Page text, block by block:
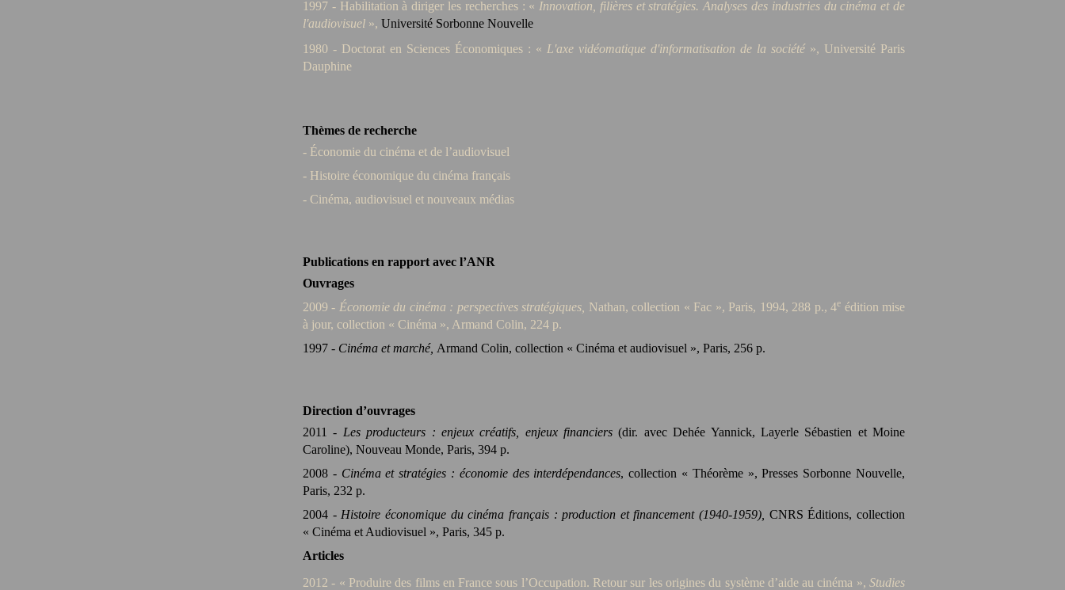
1997 - Habilitation à diriger les recherches : « Innovation, filières et stratégies. Analyses des industries du cinéma et de
l'audiovisuel », Université Sorbonne Nouvelle
1980 - Doctorat en Sciences Économiques : « L'axe vidéomatique d'informatisation de la société», Université Paris
Dauphine
Thèmes de recherche
- Économie du cinéma et de l’audiovisuel
- Histoire économique du cinéma français
- Cinéma, audiovisuel et nouveaux médias
Publications en rapport avec l’ANR
Ouvrages
2009 - Économie du cinéma : perspectives stratégiques, Nathan, collection « Fac », Paris, 1994, 288 p., 4e édition mise
à jour, collection « Cinéma », Armand Colin, 224 p.
1997 - Cinéma et marché, Armand Colin, collection « Cinéma et audiovisuel », Paris, 256 p.
Direction d’ouvrages
2011 - Les producteurs : enjeux créatifs, enjeux financiers(dir. avecDehée Yannick, Layerle Sébastien et Moine
Caroline), Nouveau Monde, Paris, 394 p.
2008 - Cinéma et stratégies : économie des interdépendances, collection « Théorème », Presses Sorbonne Nouvelle,
Paris, 232 p.
2004 - Histoire économique du cinéma français : production et financement (1940-1959), CNRS Éditions, collection
« Cinéma et Audiovisuel », Paris, 345 p.
Articles
2012 - « Produire des films en France sous l’Occupation. Retour sur les origines du système d’aide au cinéma »,Studies